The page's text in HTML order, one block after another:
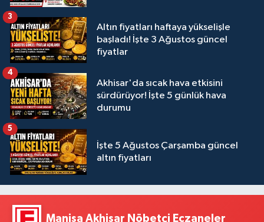
Altın fiyatları haftaya yükselişle
başladı! İşte 3 Ağustos güncel
fiyatlar
3
Akhisar'da sıcak hava etkisini
sürdürüyor! İşte 5 günlük hava
durumu
4
İşte 5 Ağustos Çarşamba güncel
altın fiyatları
5
Manisa Akhisar Nöbetçi Eczaneler